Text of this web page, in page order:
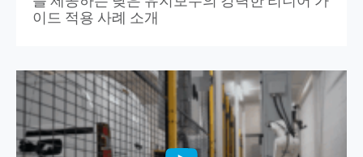
이드 적용 사례 소개